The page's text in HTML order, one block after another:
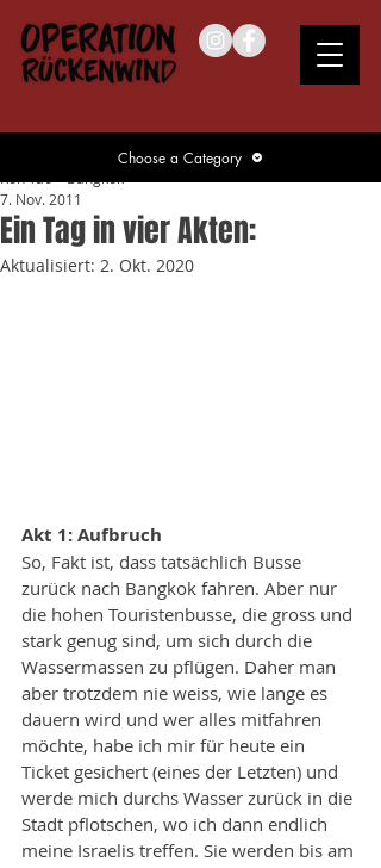
Ein Tag in vier Akten:
7. Nov. 2011
Aktualisiert: 2. Okt. 2020
Akt 1: Aufbruch
So, Fakt ist, dass tatsächlich Busse
zurück nach Bangkok fahren. Aber nur
die hohen Touristenbusse, die gross und
stark genug sind, um sich durch die
Wassermassen zu pflügen. Daher man
aber trotzdem nie weiss, wie lange es
dauern wird und wer alles mitfahren
möchte, habe ich mir für heute ein
Ticket gesichert (eines der Letzten) und
werde mich durchs Wasser zurück in die
Stadt pflotschen, wo ich dann endlich
meine Israelis treffen. Sie werden bis am
Choose a Category